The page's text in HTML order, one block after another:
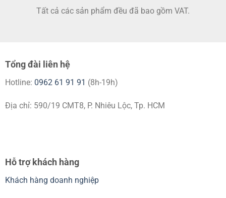
Tất cả các sản phẩm đều đã bao gồm VAT.
Tổng đài liên hệ
Hotline: 0962 61 91 91 (8h-19h)
Địa chỉ: 590/19 CMT8, P. Nhiêu Lộc, Tp. HCM
Hỗ trợ khách hàng
Khách hàng doanh nghiệp